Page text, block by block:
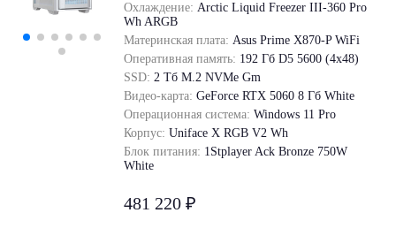
Охлаждение: Arctic Liquid Freezer III-360 Pro
Wh ARGB
Материнская плата: Asus Prime X870-P WiFi
Оперативная память: 192 Гб D5 5600 (4х48)
SSD: 2 Tб M.2 NVMe Gm
Видео-карта: GeForce RTX 5060 8 Гб White
Операционная система: Windows 11 Pro
Корпус: Uniface X RGB V2 Wh
Блок питания: 1Stplayer Ack Bronze 750W
White
481 220 ₽